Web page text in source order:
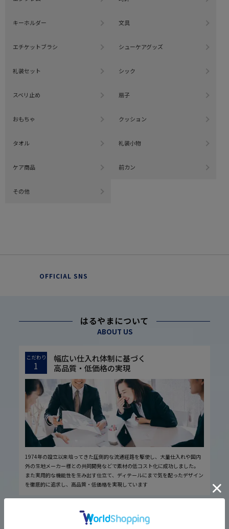
キーホルダー 文具
エチケットブラシ シューケアグッズ
礼装セット シック
スベリ止め 扇子
おもちゃ クッション
タオル 礼装小物
ケア商品 前カン
その他
OFFICIAL SNS
はるやまについて
ABOUT US
こだわり
1
幅広い仕入れ体制に基づく
高品質・低価格の実現
1974年の設立以来培ってきた圧倒的な流通経路を駆使し、大量仕入れや国内
外の生地メーカー様との共同開発などで素材の低コスト化に成功しました。
また実用的な機能性を生み出す仕立て、ディテールにまで気を配ったデザイン
を徹底的に追求し、高品質・低価格を実現しています
厳しい品質管理体制に基づく